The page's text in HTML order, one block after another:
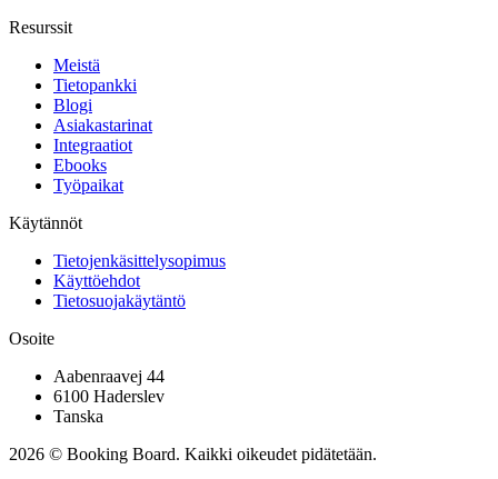
Resurssit
Meistä
Tietopankki
Blogi
Asiakastarinat
Integraatiot
Ebooks
Työpaikat
Käytännöt
Tietojenkäsittelysopimus
Käyttöehdot
Tietosuojakäytäntö
Osoite
Aabenraavej 44
6100 Haderslev
Tanska
2026 © Booking Board. Kaikki oikeudet pidätetään.